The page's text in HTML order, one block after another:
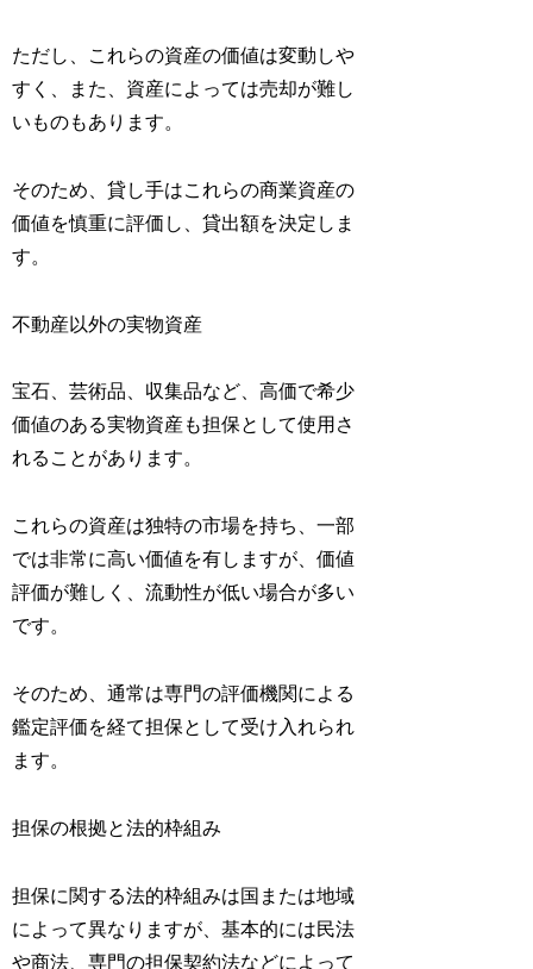
ただし、これらの資産の価値は変動しや
すく、また、資産によっては売却が難し
いものもあります。
そのため、貸し手はこれらの商業資産の
価値を慎重に評価し、貸出額を決定しま
す。
不動産以外の実物資産
宝石、芸術品、収集品など、高価で希少
価値のある実物資産も担保として使用さ
れることがあります。
これらの資産は独特の市場を持ち、一部
では非常に高い価値を有しますが、価値
評価が難しく、流動性が低い場合が多い
です。
そのため、通常は専門の評価機関による
鑑定評価を経て担保として受け入れられ
ます。
担保の根拠と法的枠組み
担保に関する法的枠組みは国または地域
によって異なりますが、基本的には民法
や商法、専門の担保契約法などによって